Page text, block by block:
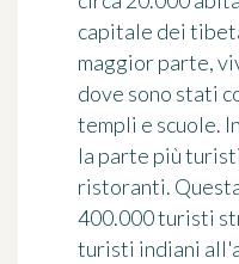
capitale dei
maggior parte,
dove sono stati
templi e scuole.
la parte più
ristoranti.
400.000 turisti
turisti indiani